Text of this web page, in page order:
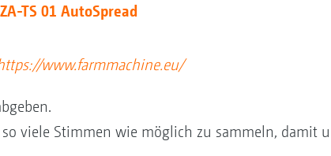
TS 01 AutoSpread
www.farmmachine.eu/
viele Stimmen wie möglich zu sammeln, damit